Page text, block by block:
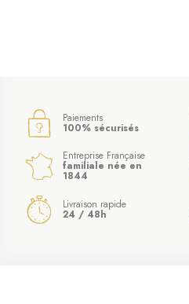
Paiements
100% sécurisés
Entreprise Française
familiale née en
1844
Livraison rapide
24 / 48h